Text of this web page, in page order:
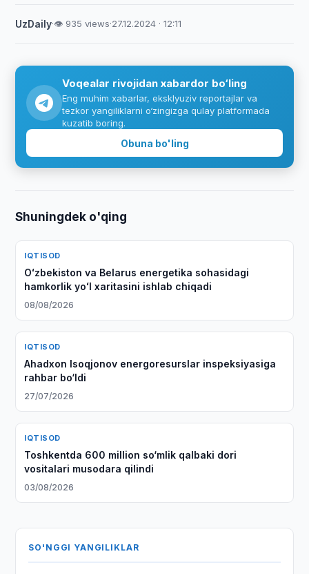
UzDaily·👁 935 views·27.12.2024 · 12:11
Voqealar rivojidan xabardor bo‘ling
Eng muhim xabarlar, eksklyuziv reportajlar va
tezkor yangiliklarni o‘zingizga qulay platformada
kuzatib boring.
Obuna bo'ling
Shuningdek o'qing
IQTISOD
Oʻzbekiston va Belarus energetika sohasidagi
hamkorlik yoʻl xaritasini ishlab chiqadi
08/08/2026
IQTISOD
Ahadxon Isoqjonov energoresurslar inspeksiyasiga
rahbar bo‘ldi
27/07/2026
IQTISOD
Toshkentda 600 million so‘mlik qalbaki dori
vositalari musodara qilindi
03/08/2026
SO'NGGI YANGILIKLAR